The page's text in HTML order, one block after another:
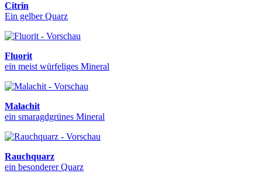
Citrin
Ein gelber Quarz
Fluorit
ein meist würfeliges Mineral
Malachit
ein smaragdgrünes Mineral
Rauchquarz
ein besonderer Quarz